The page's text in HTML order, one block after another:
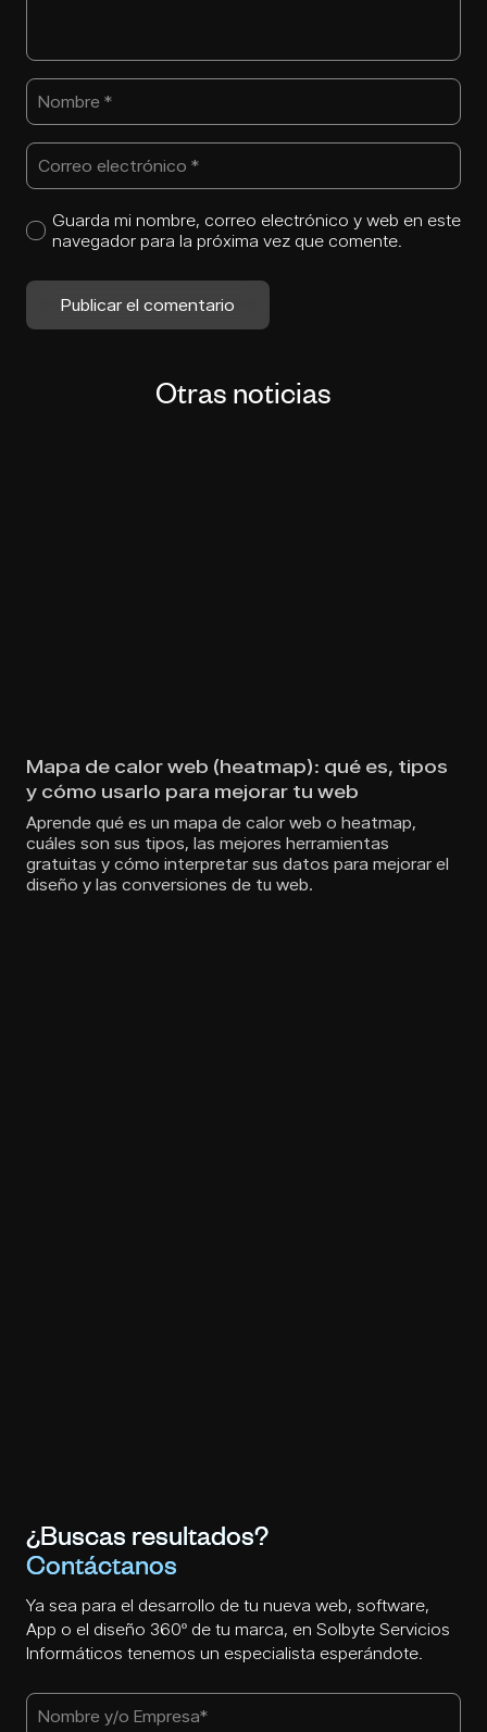
Guarda mi nombre, correo electrónico y web en este
navegador para la próxima vez que comente.
Publicar el comentario
Otras noticias
Mapa de calor web (heatmap): qué es, tipos
y cómo usarlo para mejorar tu web
Aprende qué es un mapa de calor web o heatmap,
cuáles son sus tipos, las mejores herramientas
gratuitas y cómo interpretar sus datos para mejorar el
diseño y las conversiones de tu web.
¿Buscas resultados?
Contáctanos
Ya sea para el desarrollo de tu nueva web, software,
App o el diseño 360º de tu marca, en Solbyte Servicios
Informáticos tenemos un especialista esperándote.